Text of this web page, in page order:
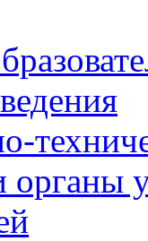
органы